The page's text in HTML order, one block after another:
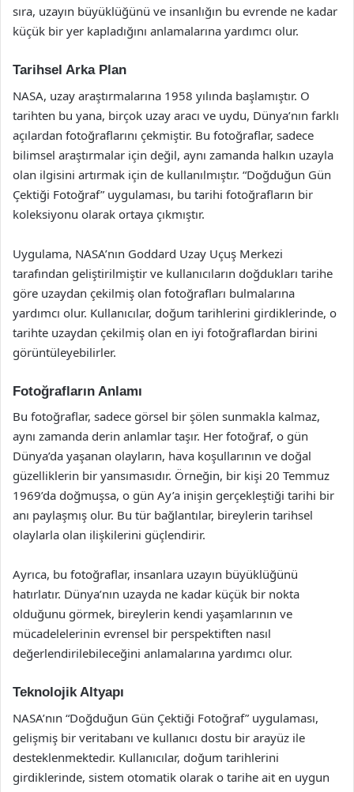
sıra, uzayın büyüklüğünü ve insanlığın bu evrende ne kadar
küçük bir yer kapladığını anlamalarına yardımcı olur.
Tarihsel Arka Plan
NASA, uzay araştırmalarına 1958 yılında başlamıştır. O
tarihten bu yana, birçok uzay aracı ve uydu, Dünya’nın farklı
açılardan fotoğraflarını çekmiştir. Bu fotoğraflar, sadece
bilimsel araştırmalar için değil, aynı zamanda halkın uzayla
olan ilgisini artırmak için de kullanılmıştır. “Doğduğun Gün
Çektiği Fotoğraf” uygulaması, bu tarihi fotoğrafların bir
koleksiyonu olarak ortaya çıkmıştır.
Uygulama, NASA’nın Goddard Uzay Uçuş Merkezi
tarafından geliştirilmiştir ve kullanıcıların doğdukları tarihe
göre uzaydan çekilmiş olan fotoğrafları bulmalarına
yardımcı olur. Kullanıcılar, doğum tarihlerini girdiklerinde, o
tarihte uzaydan çekilmiş olan en iyi fotoğraflardan birini
görüntüleyebilirler.
Fotoğrafların Anlamı
Bu fotoğraflar, sadece görsel bir şölen sunmakla kalmaz,
aynı zamanda derin anlamlar taşır. Her fotoğraf, o gün
Dünya’da yaşanan olayların, hava koşullarının ve doğal
güzelliklerin bir yansımasıdır. Örneğin, bir kişi 20 Temmuz
1969’da doğmuşsa, o gün Ay’a inişin gerçekleştiği tarihi bir
anı paylaşmış olur. Bu tür bağlantılar, bireylerin tarihsel
olaylarla olan ilişkilerini güçlendirir.
Ayrıca, bu fotoğraflar, insanlara uzayın büyüklüğünü
hatırlatır. Dünya’nın uzayda ne kadar küçük bir nokta
olduğunu görmek, bireylerin kendi yaşamlarının ve
mücadelelerinin evrensel bir perspektiften nasıl
değerlendirilebileceğini anlamalarına yardımcı olur.
Teknolojik Altyapı
NASA’nın “Doğduğun Gün Çektiği Fotoğraf” uygulaması,
gelişmiş bir veritabanı ve kullanıcı dostu bir arayüz ile
desteklenmektedir. Kullanıcılar, doğum tarihlerini
girdiklerinde, sistem otomatik olarak o tarihe ait en uygun